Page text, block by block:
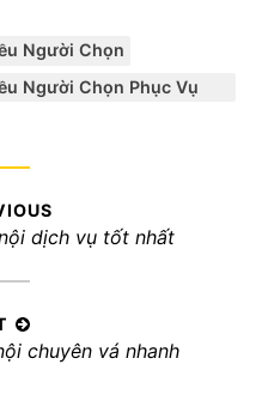
Người Chọn
Người Chọn Phục Vụ
dịch vụ tốt nhất
chuyên vá nhanh